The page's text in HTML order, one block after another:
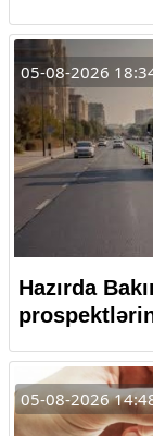
05-08-2026
Hazırda
05-08-2026